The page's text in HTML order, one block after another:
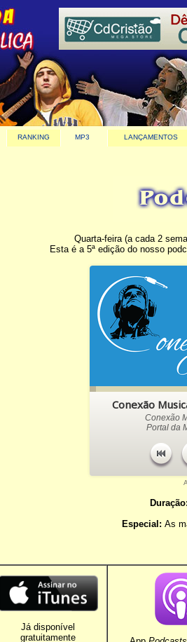
RANKING MP3 LANÇAMENTOS
Quarta-feira (a cada 2
Esta é a 5ª edição do nosso
Conexão
Conexão
Portal da
Duração:
Especial: As
Já disponível
gratuitamente